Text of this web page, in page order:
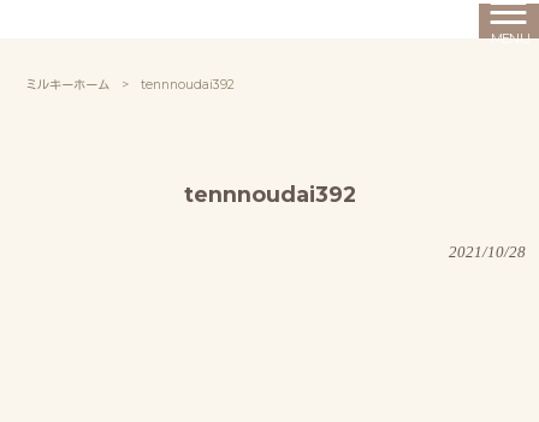
MENU
ミルキーホーム > tennnoudai392
tennnoudai392
2021/10/28